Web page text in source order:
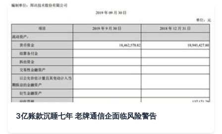
3亿账款沉睡七年 老牌通信企面临风险警告